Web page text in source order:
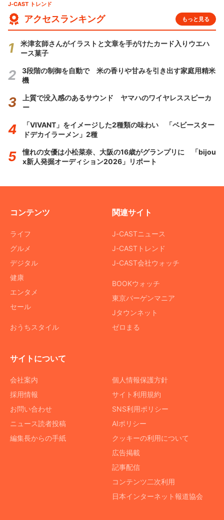
J-CAST トレンド
アクセスランキング もっと見る
米津玄師さんがイラストと文章を手がけたカード入りウエハ
ース菓子
3段階の制御を自動で 米の香りや甘みを引き出す家庭用精米
機
上質で没入感のあるサウンド ヤマハのワイヤレススピーカ
ー
「VIVANT」をイメージした2種類の味わい 「ベビースター
ドデカイラーメン」2種
憧れの女優は小松菜奈、大阪の16歳がグランプリに 「bijou
x新人発掘オーディション2026」リポート
コンテンツ
ライフ
グルメ
デジタル
健康
エンタメ
セール
おうちスタイル
関連サイト
J-CASTニュース
J-CASTトレンド
J-CAST会社ウォッチ
BOOKウォッチ
東京バーゲンマニア
Jタウンネット
ゼロまる
サイトについて
会社案内
採用情報
お問い合わせ
ニュース読者投稿
編集長からの手紙
個人情報保護方針
サイト利用規約
SNS利用ポリシー
AIポリシー
クッキーの利用について
広告掲載
記事配信
コンテンツ二次利用
日本インターネット報道協会